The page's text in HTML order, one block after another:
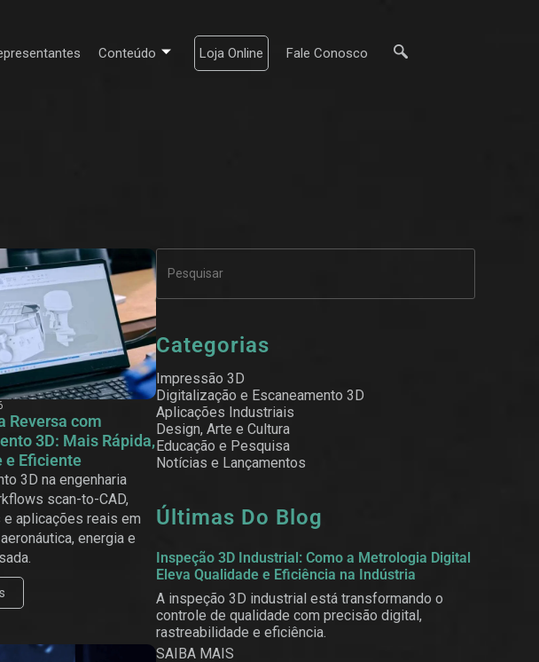
Conteúdo Loja Online Fale Conosco
Reversa com
3D: Mais Rápida,
e Eficiente
3D na engenharia
scan-to-CAD,
aplicações reais em
energia e
Categorias
Impressão 3D
Digitalização e Escaneamento 3D
Aplicações Industriais
Design, Arte e Cultura
Educação e Pesquisa
Notícias e Lançamentos
Últimas Do Blog
Inspeção 3D Industrial: Como a Metrologia Digital
Eleva Qualidade e Eficiência na Indústria
A inspeção 3D industrial está transformando o
controle de qualidade com precisão digital,
rastreabilidade e eficiência.
SAIBA MAIS